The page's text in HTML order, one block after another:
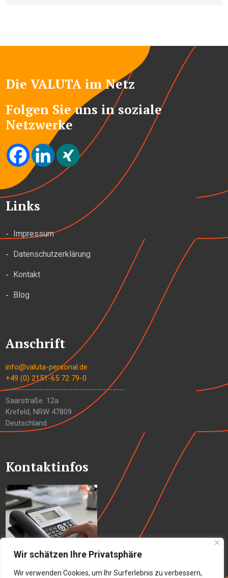
Wir schätzen Ihre Privatsphäre
Wir verwenden Cookies, um Ihr Surferlebnis zu verbessern,
Die VALUTA im Netz
Folgen Sie uns in soziale
Netzwerke
Links
Impressum
Datenschutzerklärung
Kontakt
Blog
Anschrift
info@valuta-personal.de
+49 (0) 2151-65 72 79-0
---------------------------------------
Saarstraße. 12a
Krefeld,NRW 47809
Deutschland
Kontaktinfos